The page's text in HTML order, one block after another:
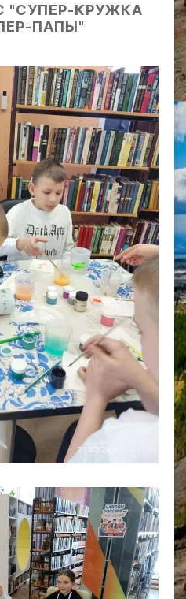
"СУПЕР-КРУЖКА
ПАПЫ"